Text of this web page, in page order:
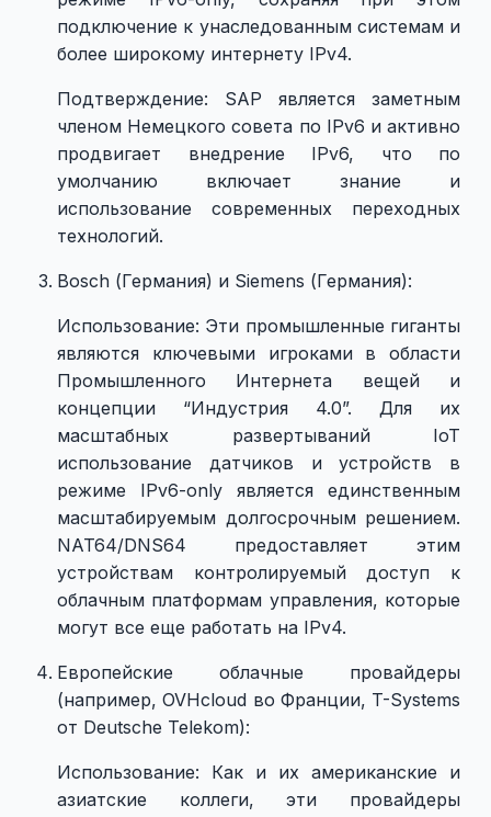
подключение к унаследованным системам и
более широкому интернету IPv4.
Подтверждение: SAP является заметным
членом Немецкого совета по IPv6 и активно
продвигает внедрение IPv6, что по
умолчанию включает знание и
использование современных переходных
технологий.
Bosch (Германия) и Siemens (Германия):
Использование: Эти промышленные гиганты
являются ключевыми игроками в области
Промышленного Интернета вещей и
концепции “Индустрия 4.0”. Для их
масштабных развертываний IoT
использование датчиков и устройств в
режиме IPv6-only является единственным
масштабируемым долгосрочным решением.
NAT64/DNS64 предоставляет этим
устройствам контролируемый доступ к
облачным платформам управления, которые
могут все еще работать на IPv4.
Европейские облачные провайдеры
(например, OVHcloud во Франции, T-Systems
от Deutsche Telekom):
Использование: Как и их американские и
азиатские коллеги, эти провайдеры